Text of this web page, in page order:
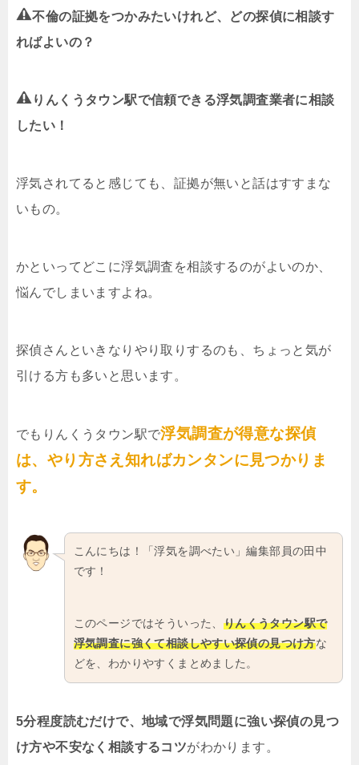
不倫の証拠をつかみたいけれど、どの探偵に相談す
ればよいの？
りんくうタウン駅で信頼できる浮気調査業者に相談
したい！
浮気されてると感じても、証拠が無いと話はすすまな
いもの。
かといってどこに浮気調査を相談するのがよいのか、
悩んでしまいますよね。
探偵さんといきなりやり取りするのも、ちょっと気が
引ける方も多いと思います。
でもりんくうタウン駅で浮気調査が得意な探偵
は、やり方さえ知ればカンタンに見つかりま
す。
こんにちは！「浮気を調べたい」編集部員の田中
です！
このページではそういった、 りんくうタウン駅で
浮気調査に強くて相談しやすい探偵の見つけ方な
どを、わかりやすくまとめました。
5分程度読むだけで、地域で浮気問題に強い探偵の見つ
け方や不安なく相談するコツがわかります。